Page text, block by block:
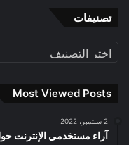
تصنيفات
تصنيفات
Most Viewed Posts
2 سبتمبر، 2022
آراء مستخدمي الإنترنت